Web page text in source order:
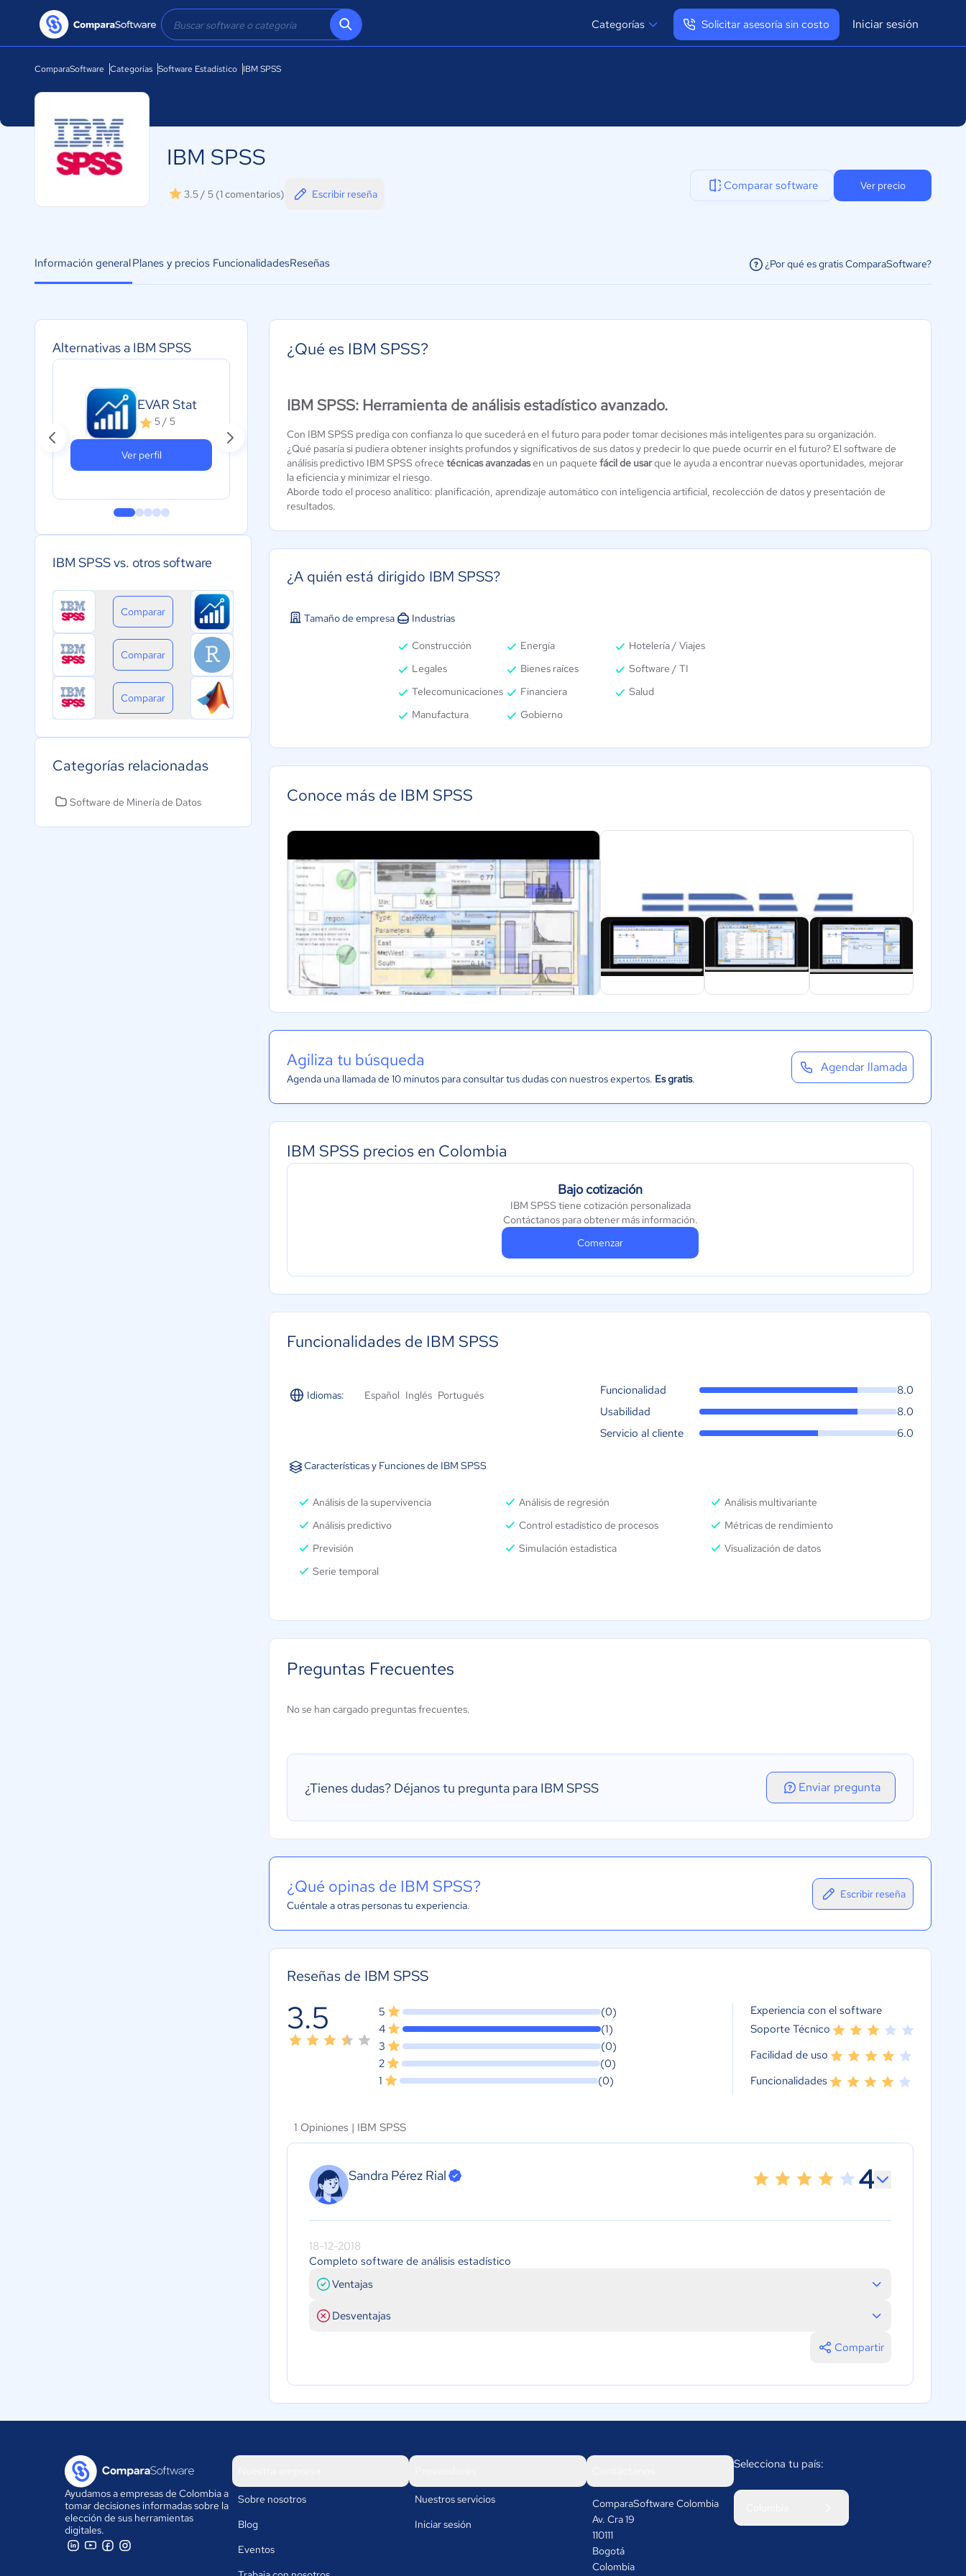
Categorías Solicitar asesoría sin costo Iniciar sesión
ComparaSoftware Categorías Software Estadístico IBM SPSS
IBM SPSS
3.5 / 5 (1 comentarios) Escribir reseña
Comparar software Ver precio
Información generalPlanes y precios FuncionalidadesReseñas ¿Por qué es gratis ComparaSoftware?
Alternativas a IBM SPSS
EVAR Stat
5 / 5
Ver perfil
Estadísticas
3.9 / 5
MATLAB
Software
3.8 / 5
Action Sales
IBM SPSS vs. otros software
Comparar
Comparar
Comparar
Categorías relacionadas
Software de Minería de Datos
¿Qué es IBM SPSS?
IBM SPSS: Herramienta de análisis estadístico avanzado.
Con IBM SPSS prediga con confianza lo que sucederá en el futuro para poder tomar decisiones más inteligentes para su organización.
¿Qué pasaría si pudiera obtener insights profundos y significativos de sus datos y predecir lo que puede ocurrir en el futuro? El software de
análisis predictivo IBM SPSS ofrece técnicas avanzadasen un paquete fácil de usarque le ayuda a encontrar nuevas oportunidades, mejorar
la eficiencia y minimizar el riesgo.
Aborde todo el proceso analítico: planificación, aprendizaje automático con inteligencia artificial, recolección de datos y presentación de
resultados.
¿A quién está dirigido IBM SPSS?
Tamaño de empresa Industrias
Construcción Energía
Hotelería / Viajes
Legales
Bienes raíces
Software / TI
Telecomunicaciones
Financiera
Salud
Manufactura
Gobierno
Conoce más de IBM SPSS
Agiliza tu búsqueda
Agenda una llamada de 10 minutos para consultar tus dudas con nuestros expertos. Es gratis.
Agendar llamada
IBM SPSS precios en Colombia
Bajo cotización
IBM SPSS tiene cotización personalizada
Contáctanos para obtener más información.
Comenzar
Funcionalidades de IBM SPSS
Idiomas: Español Inglés Portugués Funcionalidad
8.0
Usabilidad
8.0
Servicio al cliente
6.0
Características y Funciones de IBM SPSS
Análisis de la supervivencia Análisis de regresión
Análisis multivariante
Análisis predictivo
Control estadístico de procesos
Métricas de rendimiento
Previsión
Simulación estadistica
Visualización de datos
Serie temporal
Preguntas Frecuentes
No se han cargado preguntas frecuentes.
¿Tienes dudas? Déjanos tu pregunta para IBM SPSS Enviar pregunta
¿Qué opinas de IBM SPSS?
Cuéntale a otras personas tu experiencia.
Escribir reseña
Reseñas de IBM SPSS
3.5 5
(0)
4
(1)
3
(0)
2
(0)
1
(0)
Experiencia con el software
Soporte Técnico
Facilidad de uso
Funcionalidades
1 Opiniones | IBM SPSS
Sandra Pérez Rial 4
18-12-2018
Completo software de análisis estadístico
Ventajas
Desventajas
Compartir
Ayudamos a empresas de Colombia a
tomar decisiones informadas sobre la
elección de sus herramientas
digitales.
Sobre nosotros
Blog
Eventos
Nuestros servicios
Iniciar sesión
ComparaSoftware Colombia
Av. Cra 19
110111
Bogotá
Colombia
Selecciona tu país: